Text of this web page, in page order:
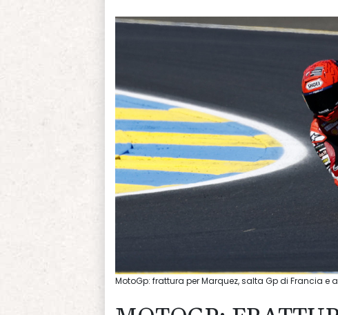
MotoGp: frattura per Marquez, salta Gp di Francia e